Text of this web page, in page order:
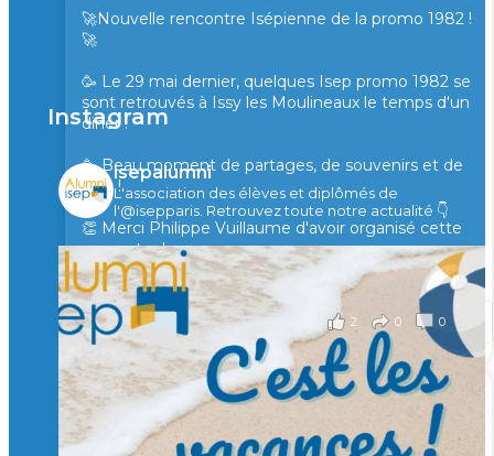
🚀Nouvelle rencontre Isépienne de la promo 1982 !
🚀
🥳 Le 29 mai dernier, quelques Isep promo 1982 se
sont retrouvés à Issy les Moulineaux le temps d'un
diner !
🥳 Beau moment de partages, de souvenirs et de
rires !
👏 Merci Philippe Vuillaume d'avoir organisé cette
rencontre !
il y a 2 mois
2 0 0
Voir sur Facebook · Partager
🙏 Soutenez l’Isep via la taxe d’apprentissage 2026
et contribuons ensemble à former les générations
d’ingénieurs de demain. 🙏
Instagram
isepalumni
L'association des élèves et diplômés de
l'@isepparis. Retrouvez toute notre actualité 👇